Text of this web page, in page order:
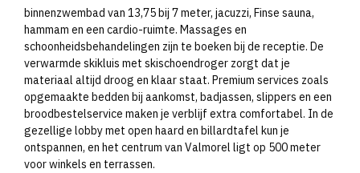
binnenzwembad van 13,75 bij 7 meter, jacuzzi, Finse sauna,
hammam en een cardio-ruimte. Massages en
schoonheidsbehandelingen zijn te boeken bij de receptie. De
verwarmde skikluis met skischoendroger zorgt dat je
materiaal altijd droog en klaar staat. Premium services zoals
opgemaakte bedden bij aankomst, badjassen, slippers en een
broodbestelservice maken je verblijf extra comfortabel. In de
gezellige lobby met open haard en billardtafel kun je
ontspannen, en het centrum van Valmorel ligt op 500 meter
voor winkels en terrassen.